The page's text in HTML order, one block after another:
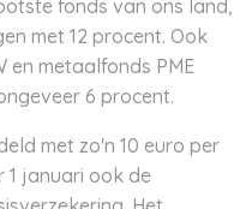
fonds van ons land,
met 12 procent. Ook
en metaalfonds PME
6 procent.
met zo'n 10 euro per
januari ook de